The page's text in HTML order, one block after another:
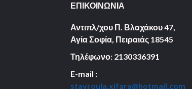
ΕΠΙΚΟΙΝΩΝΙΑ
Αντιπλ/χου Π. Βλαχάκου 47,
Αγία Σοφία, Πειραιάς 18545
Τηλέφωνο: 2130336391
E-mail :
stavroula.xifara@hotmail.com